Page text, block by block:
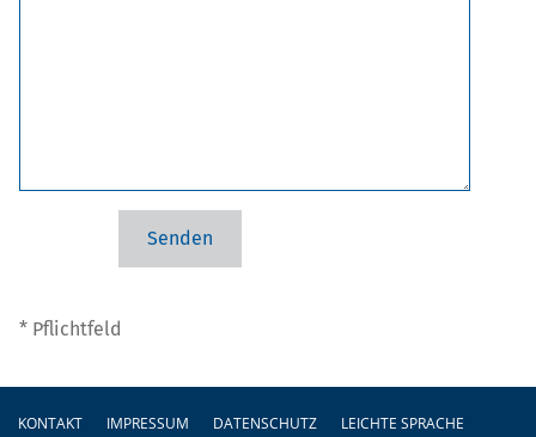
* Pflichtfeld
Fußzeile
KONTAKT IMPRESSUM DATENSCHUTZ
LEICHTE SPRACHE